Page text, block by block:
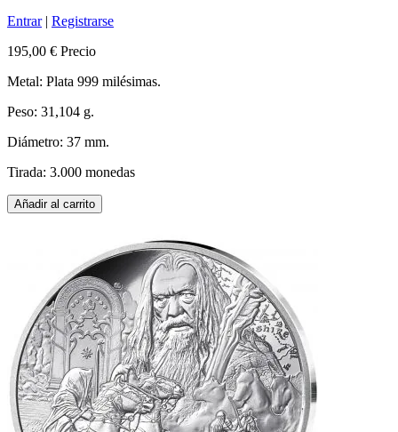
Entrar| Registrarse
195,00 € Precio
Metal: Plata 999 milésimas.
Peso: 31,104 g.
Diámetro: 37 mm.
Tirada: 3.000 monedas
Añadir al carrito